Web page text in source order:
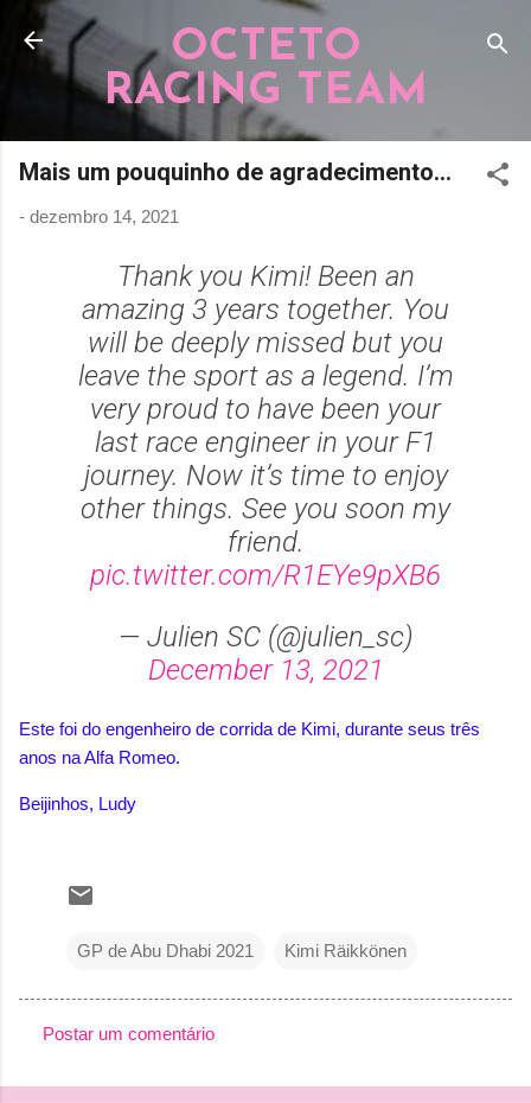
Pular para o conteúdo principal
OCTETO
RACING TEAM
Mais um pouquinho de agradecimento...
- dezembro 14, 2021
Thank you Kimi! Been an
amazing 3 years together. You
will be deeply missed but you
leave the sport as a legend. I’m
very proud to have been your
last race engineer in your F1
journey. Now it’s time to enjoy
other things. See you soon my
friend.
pic.twitter.com/R1EYe9pXB6
— Julien SC (@julien_sc)
December 13, 2021
Este foi do engenheiro de corrida de Kimi, durante seus três
anos na Alfa Romeo.
Beijinhos, Ludy
GP de Abu Dhabi 2021 Kimi Räikkönen
o
Postar um comentário